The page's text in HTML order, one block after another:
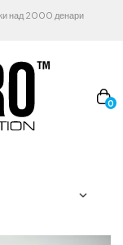
над 2000 денари
0